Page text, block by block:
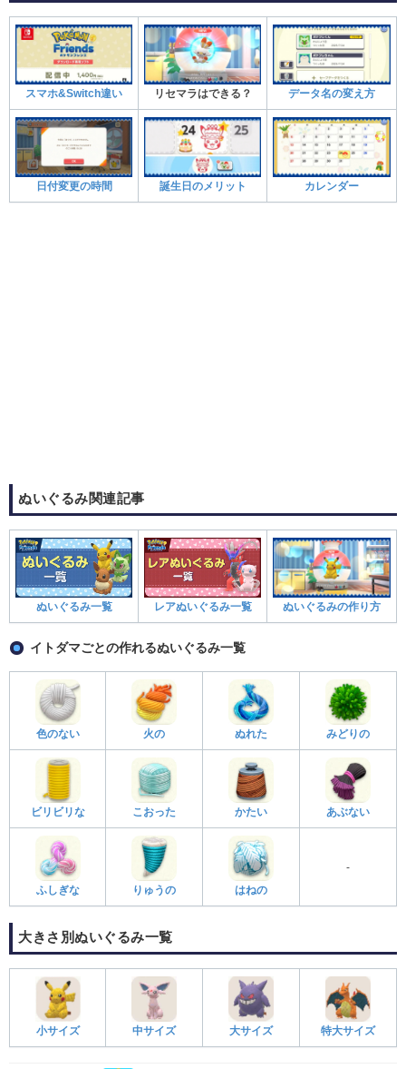
スマホ&Switch違い リセマラはできる？ データ名の変え方
日付変更の時間 誕生日のメリット カレンダー
ぬいぐるみ関連記事
ぬいぐるみ一覧 レアぬいぐるみ一覧 ぬいぐるみの作り方
イトダマごとの作れるぬいぐるみ一覧
色のない 火の ぬれた みどりの
ビリビリな こおった かたい あぶない
ふしぎな りゅうの はねの
-
大きさ別ぬいぐるみ一覧
小サイズ 中サイズ 大サイズ 特大サイズ